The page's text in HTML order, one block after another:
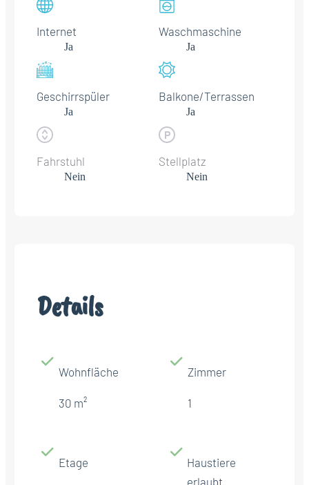
Internet
Ja
Waschmaschine
Ja
Geschirrspüler
Ja
Balkone/Terrassen
Ja
Fahrstuhl
Nein
Stellplatz
Nein
Details
Wohnfläche
30 m²
Zimmer
1
Etage
Haustiere
erlaubt